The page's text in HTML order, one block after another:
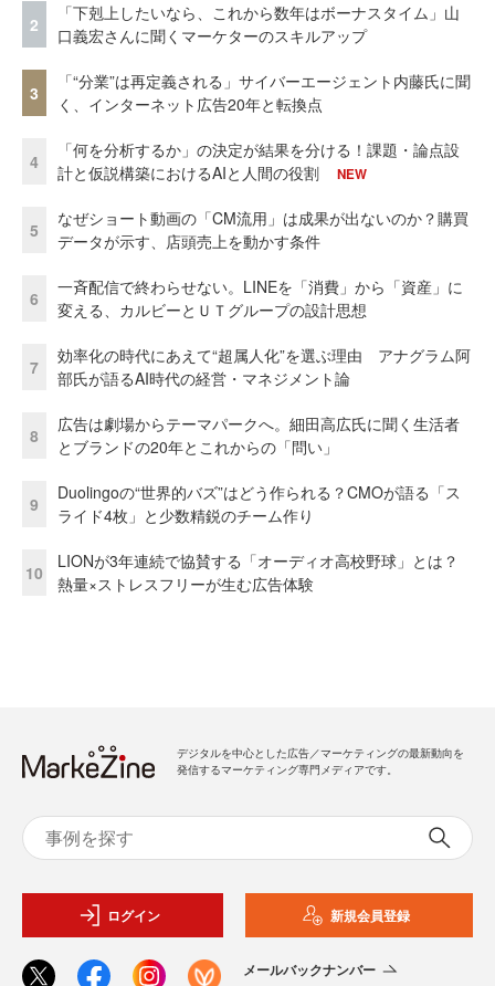
2
「下剋上したいなら、これから数年はボーナスタイム」山
口義宏さんに聞くマーケターのスキルアップ
3
「“分業”は再定義される」サイバーエージェント内藤氏に聞
く、インターネット広告20年と転換点
4
「何を分析するか」の決定が結果を分ける！課題・論点設
計と仮説構築におけるAIと人間の役割
NEW
5
なぜショート動画の「CM流用」は成果が出ないのか？購買
データが示す、店頭売上を動かす条件
6
一斉配信で終わらせない。LINEを「消費」から「資産」に
変える、カルビーとＵＴグループの設計思想
7
効率化の時代にあえて“超属人化”を選ぶ理由 アナグラム阿
部氏が語るAI時代の経営・マネジメント論
8
広告は劇場からテーマパークへ。細田高広氏に聞く生活者
とブランドの20年とこれからの「問い」
9
Duolingoの“世界的バズ”はどう作られる？CMOが語る「ス
ライド4枚」と少数精鋭のチーム作り
10
LIONが3年連続で協賛する「オーディオ高校野球」とは？
熱量×ストレスフリーが生む広告体験
デジタルを中心とした広告／マーケティングの最新動向を
発信するマーケティング専門メディアです。
ログイン 新規会員登録
メールバックナンバー